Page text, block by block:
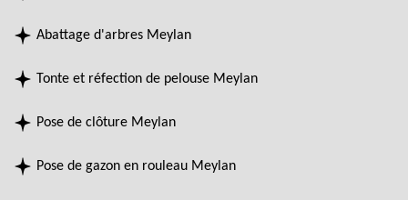
Abattage d'arbres Meylan
Tonte et réfection de pelouse Meylan
Pose de clôture Meylan
Pose de gazon en rouleau Meylan